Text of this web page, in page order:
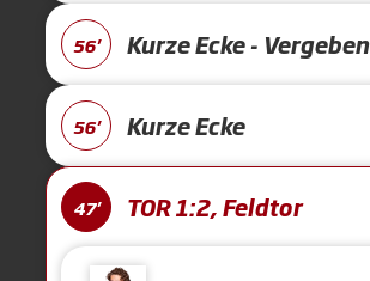
56' Kurze Ecke - Vergeben
56' Kurze Ecke
47' TOR 1:2, Feldtor